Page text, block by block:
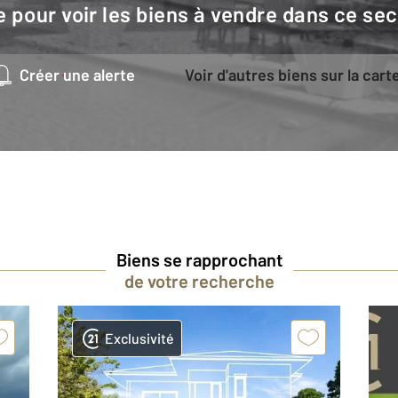
pour voir les biens à vendre dans ce
Créer une alerte Voir d'autres biens sur la
Biens se rapprochant
de votre recherche
Exclusivité